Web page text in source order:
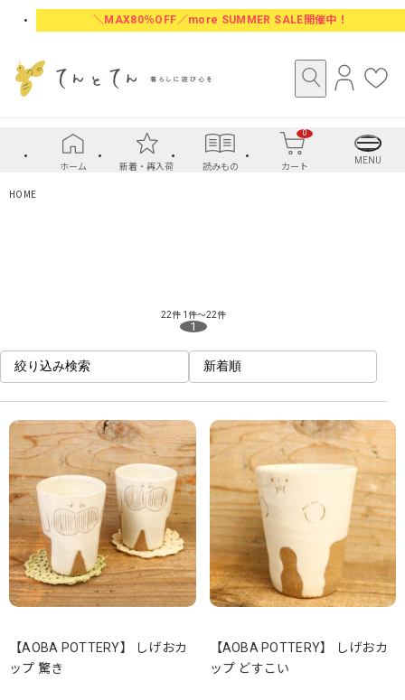
＼MAX80％OFF／more SUMMER SALE開催中！
に
入
り
ホーム 新着・再入荷 読みもの カート
0
MENU
HOME
22件 1件～22件
1
絞り込み検索 新着順
【AOBA POTTERY】 しげおカ
ップ 驚き
【AOBA POTTERY】 しげおカ
ップ どすこい